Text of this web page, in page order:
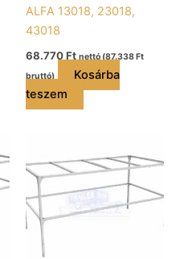
ALFA 13018, 23018,
43018
68.770Ft nettó (87.338Ft
bruttó)
Kosárba
teszem